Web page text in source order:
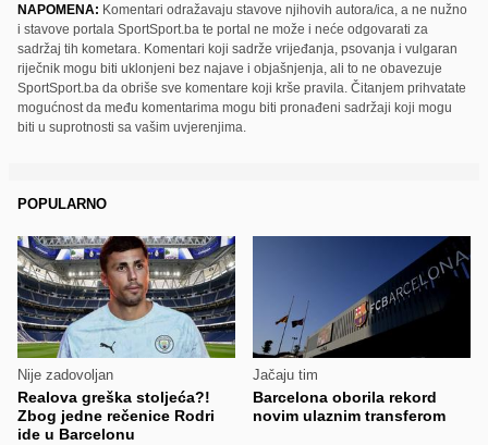
NAPOMENA: Komentari odražavaju stavove njihovih autora/ica, a ne nužno
i stavove portala SportSport.ba te portal ne može i neće odgovarati za
sadržaj tih kometara. Komentari koji sadrže vrijeđanja, psovanja i vulgaran
riječnik mogu biti uklonjeni bez najave i objašnjenja, ali to ne obavezuje
SportSport.ba da obriše sve komentare koji krše pravila. Čitanjem prihvatate
mogućnost da među komentarima mogu biti pronađeni sadržaji koji mogu
biti u suprotnosti sa vašim uvjerenjima.
POPULARNO
Nije zadovoljan
Realova greška stoljeća?!
Zbog jedne rečenice Rodri
ide u Barcelonu
Jačaju tim
Barcelona oborila rekord
novim ulaznim transferom